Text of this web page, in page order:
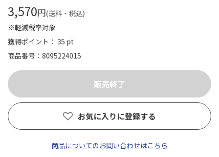
3,570円(送料・税込)
※軽減税率対象
獲得ポイント： 35 pt
商品番号
8095224015
お気に入りに登録する
商品についてのお問い合わせはこちら